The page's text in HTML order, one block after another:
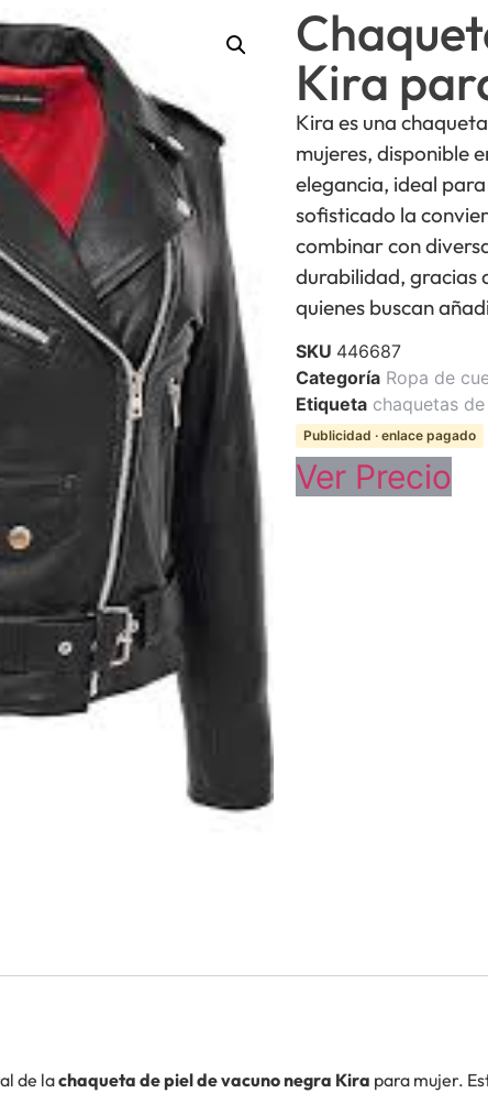
Kira
Kira es una
mujeres, disponible
elegancia, ideal
sofisticado la
combinar con
durabilidad, gracias
quienes buscan
SKU 446687
Categoría Ropa de
Etiqueta chaquetas
Publicidad · enlace pagado
Ver Precio
de lachaqueta de piel de vacuno negra Kira para mujer.